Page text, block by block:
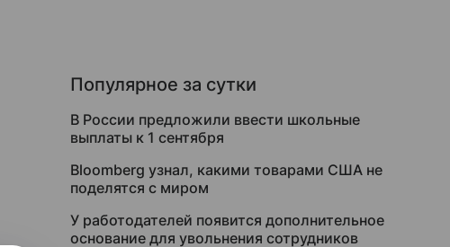
Популярное за сутки
В России предложили ввести школьные
выплаты к 1 сентября
Bloomberg узнал, какими товарами США не
поделятся с миром
У работодателей появится дополнительное
основание для увольнения сотрудников